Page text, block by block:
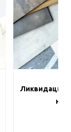
Ликвидация
на